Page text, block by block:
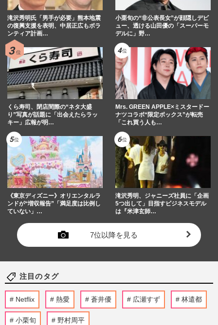
滝沢秀明氏「男手が必要」熊本地震
の復興支援を表明、中居正広もボラ
ンティア計画…
小栗旬の“非公表長女”が顔隠しデビ
ュー、透ける山田優の「スーパーモ
デルに」野…
くら寿司、閉店間際の“ネタ大盛
り”写真が話題に「出会えたらラッ
キー」広報が明…
Mrs. GREEN APPLE×ミスタードー
ナツコラボ“限定ボックス”が転売
「これ買う人も…
《東京ディズニー》オリエンタルラ
ンドが“増収報告”「満足度は比例し
ていない」…
滝沢秀明、ジャニーズ社員に「企画
5つ出して」目指すビジネスモデル
は『米津玄師…
7位以降を見る
注目のタグ
Netflix 熱愛 蒼井優 広瀬すず 林遣都
小栗旬 野村周平